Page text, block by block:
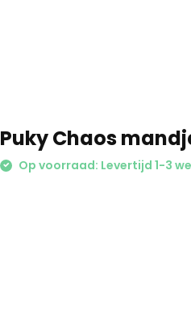
Puky Chaos
Op voorraad: Levertijd 1-3